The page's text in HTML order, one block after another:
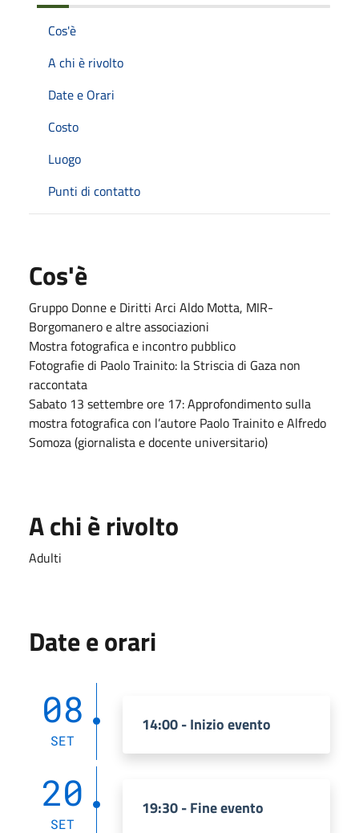
Cos'è
A chi è rivolto
Date e Orari
Costo
Luogo
Punti di contatto
Cos'è
Gruppo Donne e Diritti Arci Aldo Motta, MIR-
Borgomanero e altre associazioni
Mostra fotografica e incontro pubblico
Fotografie di Paolo Trainito: la Striscia di Gaza non
raccontata
Sabato 13 settembre ore 17: Approfondimento sulla
mostra fotografica con l’autore Paolo Trainito e Alfredo
Somoza (giornalista e docente universitario)
A chi è rivolto
Adulti
Date e orari
08
SET
14:00 - Inizio evento
20
SET
19:30 - Fine evento